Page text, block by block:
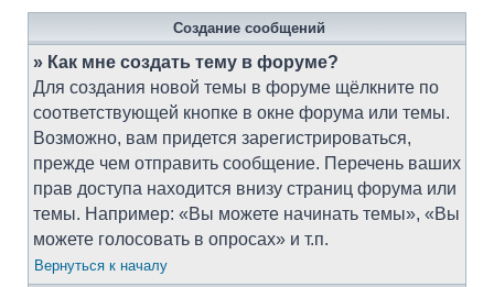
Создание сообщений
» Как мне создать тему в форуме?
Для создания новой темы в форуме щёлкните по
соответствующей кнопке в окне форума или темы.
Возможно, вам придется зарегистрироваться,
прежде чем отправить сообщение. Перечень ваших
прав доступа находится внизу страниц форума или
темы. Например: «Вы можете начинать темы», «Вы
можете голосовать в опросах» и т.п.
Вернуться к началу